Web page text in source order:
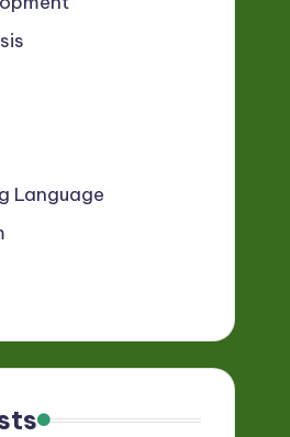
Language